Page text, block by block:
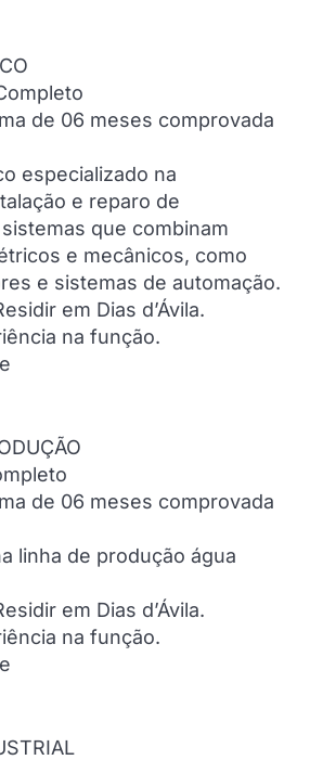
de 06 meses comprovada
especializado na
e reparo de
que combinam
e mecânicos, como
e sistemas de automação.
em Dias d’Ávila.
na função.
de 06 meses comprovada
linha de produção água
em Dias d’Ávila.
na função.